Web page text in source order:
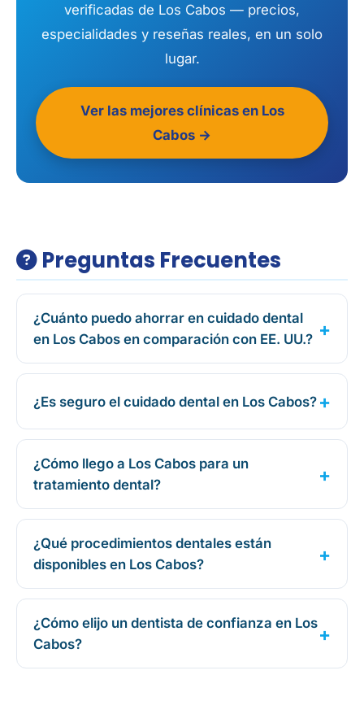
verificadas de Los Cabos — precios,
especialidades y reseñas reales, en un solo
lugar.
Ver las mejores clínicas en Los
Cabos →
Preguntas Frecuentes
¿Cuánto puedo ahorrar en cuidado dental
en Los Cabos en comparación con EE. UU.?
¿Es seguro el cuidado dental en Los Cabos?
¿Cómo llego a Los Cabos para un
tratamiento dental?
¿Qué procedimientos dentales están
disponibles en Los Cabos?
¿Cómo elijo un dentista de confianza en Los
Cabos?